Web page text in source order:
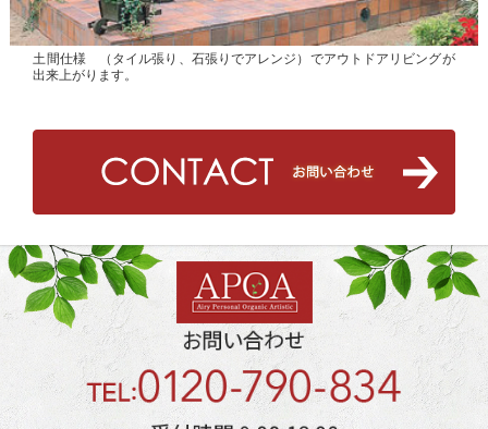
土間仕様 （タイル張り、石張りでアレンジ）でアウトドアリビングが
出来上がります。